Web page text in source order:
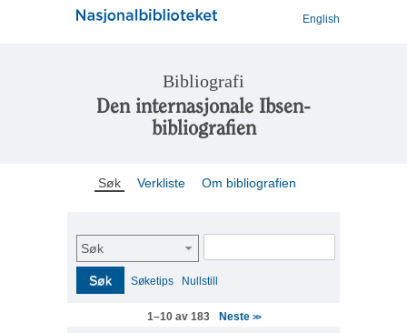
English
Bibliografi
Den internasjonale Ibsen-
bibliografien
Søk Verkliste Om bibliografien
Søk
Søk Søketips Nullstill
1–10 av 183 Neste >>